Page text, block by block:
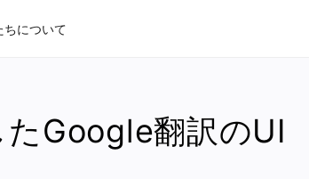
ちについて
Google翻訳のUI